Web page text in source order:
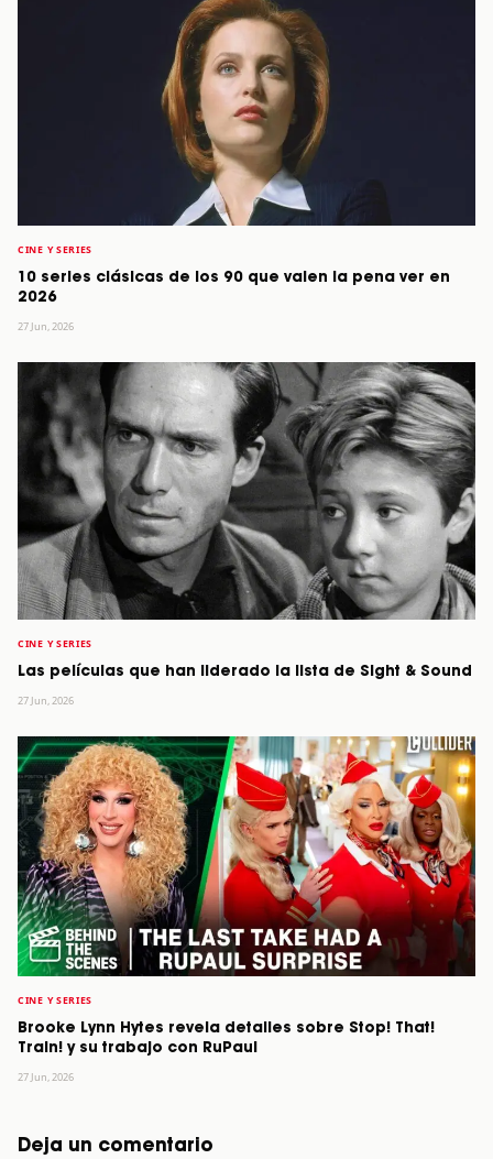
CINE Y SERIES
10 series clásicas de los 90 que valen la pena ver en
2026
27 Jun, 2026
CINE Y SERIES
Las películas que han liderado la lista de Sight & Sound
27 Jun, 2026
CINE Y SERIES
Brooke Lynn Hytes revela detalles sobre Stop! That!
Train! y su trabajo con RuPaul
27 Jun, 2026
Deja un comentario